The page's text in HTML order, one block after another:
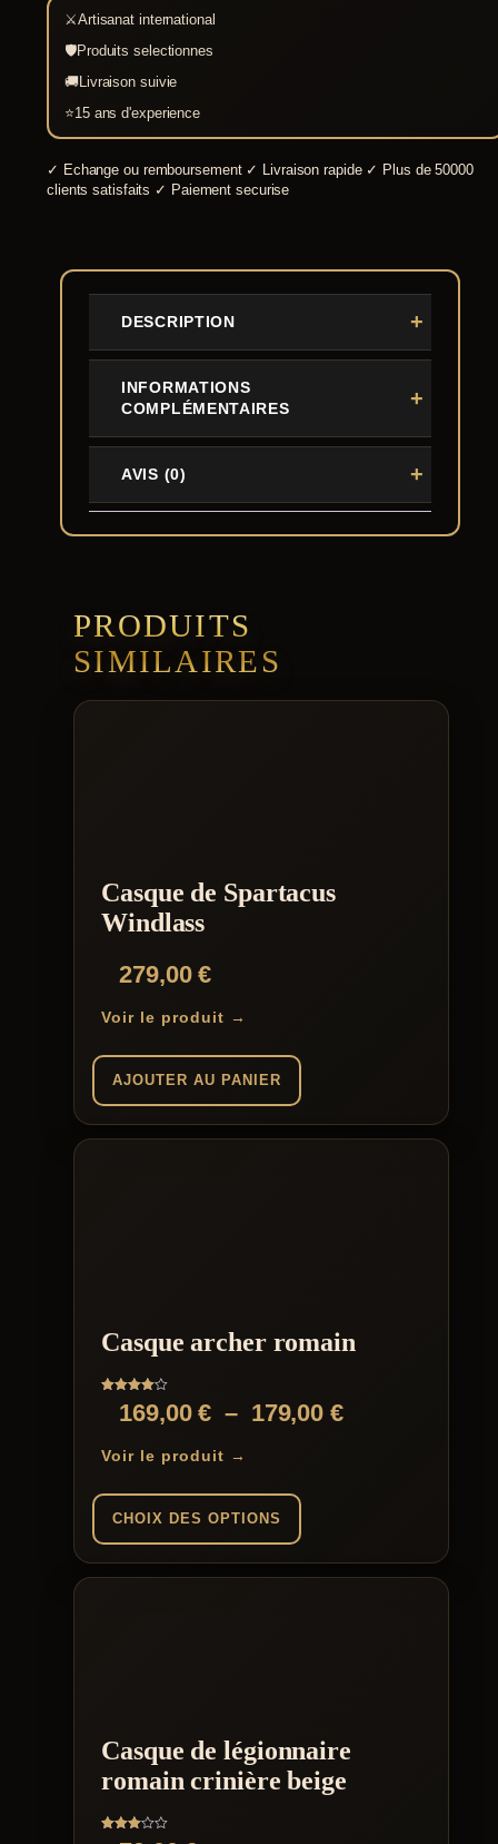
⚔Artisanat international
🛡Produits selectionnes
🚚Livraison suivie
⭐15 ans d'experience
✓ Echange ou remboursement ✓ Livraison rapide ✓ Plus de 50000
clients satisfaits ✓ Paiement securise
DESCRIPTION
INFORMATIONS
COMPLÉMENTAIRES
AVIS (0)
PRODUITS
SIMILAIRES
Casque de Spartacus
Windlass
279,00€
Voir le produit →
AJOUTER AU PANIER
Casque archer romain
Note169,00€ – 179,00€Plage
179,00 €
Voir le produit →
CHOIX DES OPTIONS
produit
choisiesCasque de légionnaire
romain crinière beige
Note